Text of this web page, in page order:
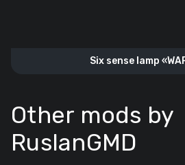
Six sense lamp
Other mods by
RuslanGMD